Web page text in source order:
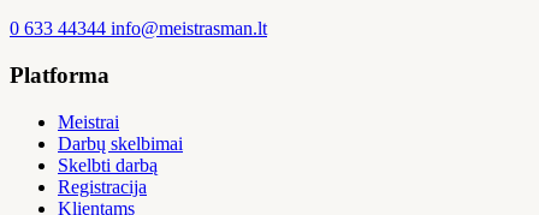
0 633 44344 info@meistrasman.lt
Platforma
Meistrai
Darbų skelbimai
Skelbti darbą
Registracija
Klientams